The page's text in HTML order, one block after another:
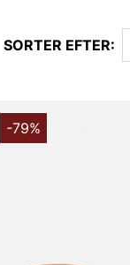
SORTER EFTER:
-79%